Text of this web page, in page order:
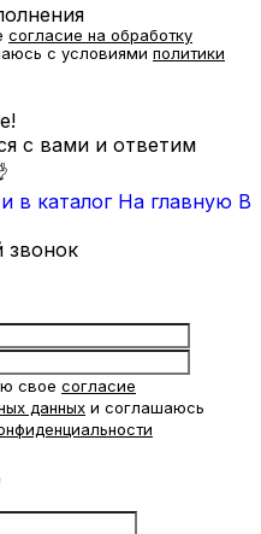
согласие на обработку
с условиями политики
с вами и ответим
в каталог На главную В
звонок
свое согласие
данных и соглашаюсь